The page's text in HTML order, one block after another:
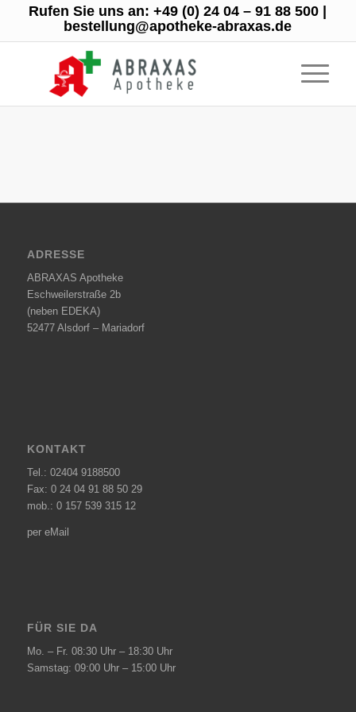
Rufen Sie uns an:+49 (0) 24 04 – 91 88 500
bestellung@apotheke-abraxas.de
ADRESSE
ABRAXAS Apotheke
Eschweilerstraße 2b
(neben EDEKA)
52477 Alsdorf – Mariadorf
KONTAKT
Tel.: 02404 9188500
Fax: 0 24 04 91 88 50 29
mob.: 0 157 539 315 12
per eMail
FÜR SIE DA
Mo. – Fr. 08:30 Uhr – 18:30 Uhr
Samstag: 09:00 Uhr – 15:00 Uhr